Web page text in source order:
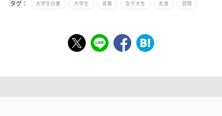
タグ： 大学生白書 大学生 言葉 女子大生 友達 習慣